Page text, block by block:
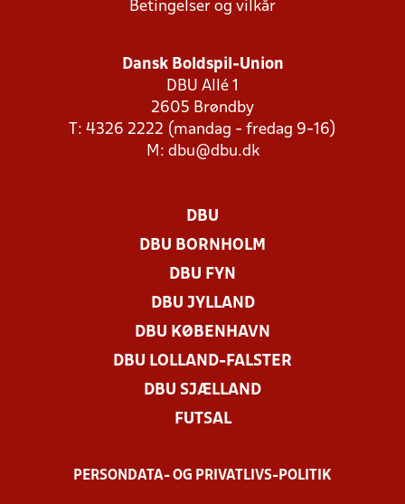
Betingelser og vilkår
Dansk Boldspil-Union
DBU Allé 1
2605 Brøndby
T: 4326 2222 (mandag - fredag 9-16)
M: dbu@dbu.dk
DBU
DBU BORNHOLM
DBU FYN
DBU JYLLAND
DBU KØBENHAVN
DBU LOLLAND-FALSTER
DBU SJÆLLAND
FUTSAL
PERSONDATA- OG PRIVATLIVS-POLITIK